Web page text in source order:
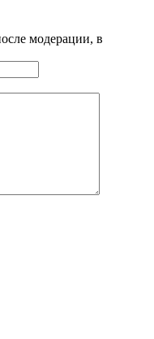
модерации, в